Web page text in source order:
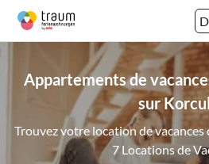
Appartements de
sur
Trouvez votre location de vacances
7 Locations de